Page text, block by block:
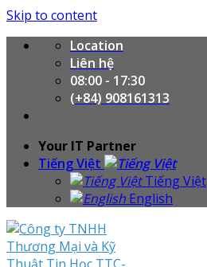
Skip to content
Location
Liên hệ
08:00 - 17:30
(+84) 908161313
Your IT Partner
Tiếng Việt
Tiếng Việt
English